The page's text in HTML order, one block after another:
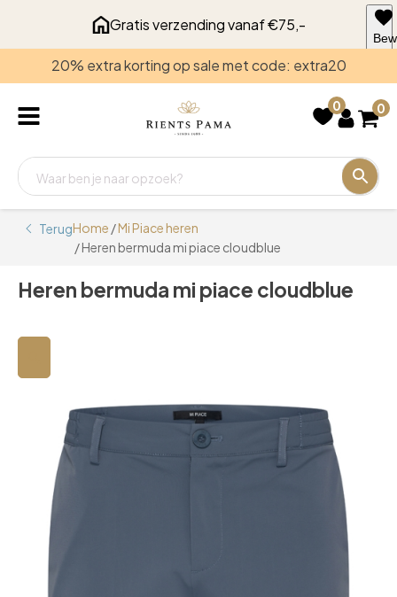
Gratis verzending vanaf €75,-
20% extra korting op sale met code: extra20
0 0
TerugHome /Mi Piace heren
/ Heren bermuda mi piace cloudblue
Heren bermuda mi piace cloudblue
voor